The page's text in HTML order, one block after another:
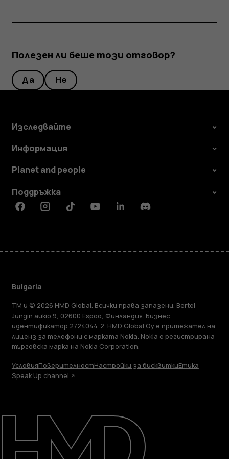
Информация
Ремонт, повторна употреба, рециклиране
Поддръжка
Полезен ли беше този отговор?
Да Не
Изследвайте
Информация
Planet and people
Поддръжка
FacebookInstagramTiktokYoutubeLinkedinDiscord
Bulgaria
TM и © 2026 HMD Global. Всички права запазени. Bertel
Jungin aukio 9, 02600 Espoo, Финландия. Бизнес
идентификатор 2724044-2. HMD Global Oy е притежател на
лиценз за телефони с марката Nokia. Nokia е регистрирана
търговска марка на Nokia Corporation.
УсловияПоверителностНастройки за бисквиткиЕтика
Speak Up channel